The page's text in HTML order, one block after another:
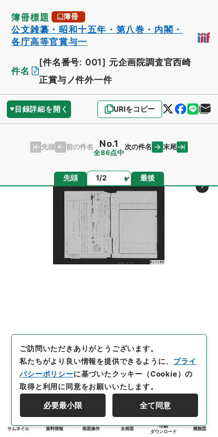
簿冊標題 簿冊
公文雑纂・昭和十五年・第八巻・内閣・
各庁高等官賞与一
件名
[件名番号: 001] 元企画院調査官西崎
正賞与ノ件外一件
目録詳細を開く URIをコピー
先頭 前の件名 No.1
全86点中
次の件名 末尾
先頭 ページ 最後
サムネイル 資料情報 画面操作 全画面
印刷
ダウンロード
概観図
ご訪問いただきありがとうございます。
私たちがより良い情報を提供できるように、 プライ
バシーポリシーに基づいたクッキー（Cookie）の
取得と利用に同意をお願いいたします。
必要最小限 全て同意